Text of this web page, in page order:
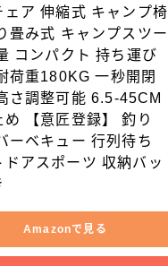
ェア 伸縮式 キャンプ椅
畳み式 キャンプスツー
コンパクト 持ち運び
荷重180KG 一秒開閉
さ調整可能 6.5-45CM
め 【意匠登録】 釣り
ーベキュー 行列待ち
ドアスポーツ 収納バッ
Amazonで見る